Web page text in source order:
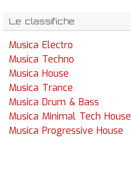
Le classifiche
Musica Electro
Musica Techno
Musica House
Musica Trance
Musica Drum & Bass
Musica Minimal Tech House
Musica Progressive House